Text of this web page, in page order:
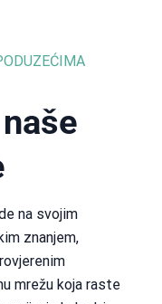
na svojim
znanjem,
mrežu koja raste